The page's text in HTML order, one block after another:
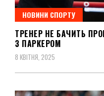
НОВИНИ СПОРТУ
ТРЕНЕР НЕ БАЧИТЬ
З ПАРКЕРОМ
8 КВІТНЯ, 2025